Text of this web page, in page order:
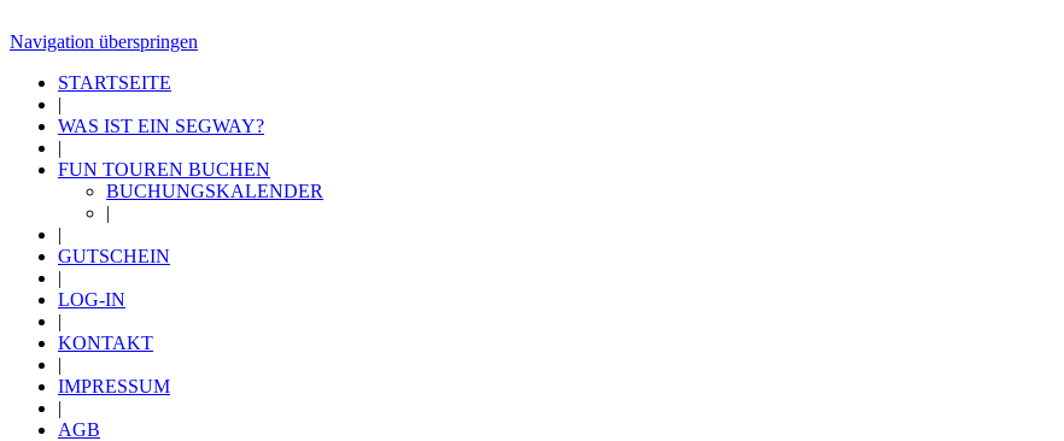
Navigation überspringen
STARTSEITE
|
WAS IST EIN SEGWAY?
|
FUN TOUREN BUCHEN
BUCHUNGSKALENDER
|
|
GUTSCHEIN
|
LOG-IN
|
KONTAKT
|
IMPRESSUM
|
AGB